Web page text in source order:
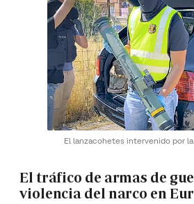
El lanzacohetes intervenido por la
El tráfico de armas de
violencia del narco en